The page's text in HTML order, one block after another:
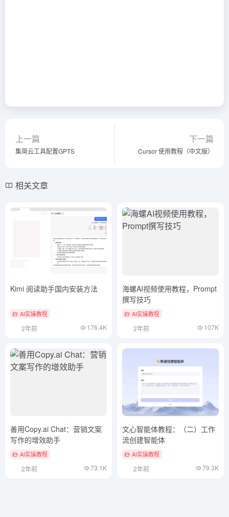
上一篇
集简云工具配置GPTS
下一篇
Cursor 使用教程（中文版）
相关文章
Kimi 阅读助手国内安装方法
AI实操教程
2年前 176.4K
海螺AI视频使用教程，Prompt
撰写技巧
AI实操教程
2年前 107K
善用Copy.ai Chat：营销文案
写作的增效助手
AI实操教程
2年前 73.1K
文心智能体教程：（二）工作
流创建智能体
AI实操教程
2年前 79.3K